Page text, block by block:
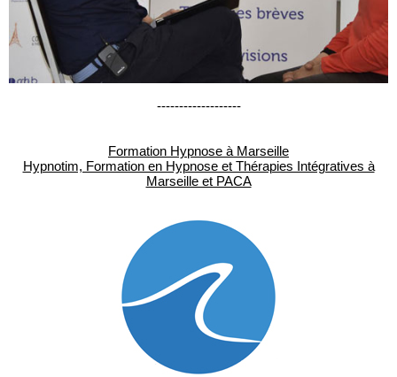
-------------------
Formation Hypnose à Marseille
Hypnotim, Formation en Hypnose et Thérapies Intégratives à
Marseille et PACA